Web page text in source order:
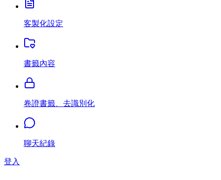
客製化設定
書籤內容
卷證書籤、去識別化
聊天紀錄
登入